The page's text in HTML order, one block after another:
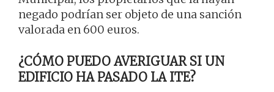
negado podrían ser objeto de una sanción
valorada en 600 euros.
¿CÓMO PUEDO AVERIGUAR SI UN
EDIFICIO HA PASADO LA ITE?